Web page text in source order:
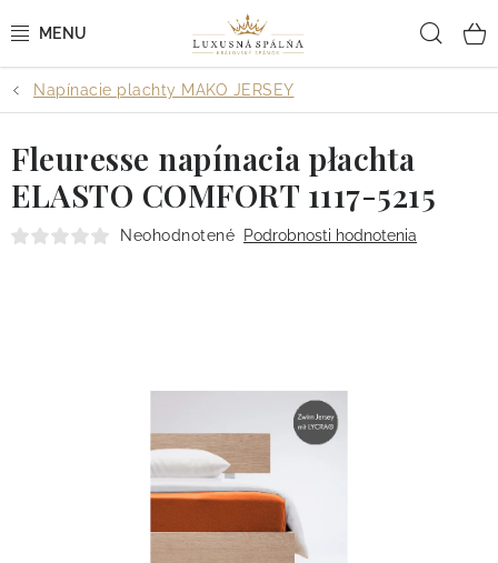
na
POSTEĽNÉ OBLIEČKY
POSTEĽNÉ PLACHTY
PREHOZY A PAPLÓNY
Doprava
Kontakt
Obchodné podmienky
Napínacie plachty MAKO JERSEY
Fleuresse napínacia płachta
ELASTO COMFORT 1117-5215
Neohodnotené Podrobnosti hodnotenia